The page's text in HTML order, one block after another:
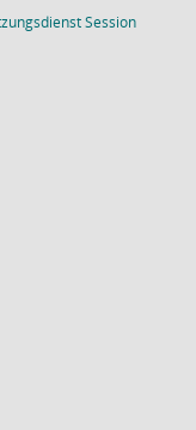
Session(Wird in